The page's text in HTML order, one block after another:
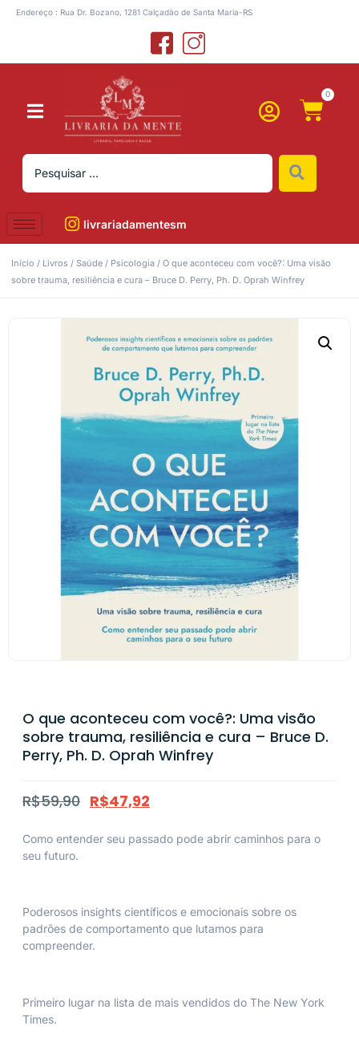
Endereço : Rua Dr. Bozano, 1281 Calçadão de Santa Maria-RS
0
livrariadamentesm
Início / Livros / Saúde / Psicologia / O que aconteceu com você?: Uma visão
sobre trauma, resiliência e cura – Bruce D. Perry, Ph. D. Oprah Winfrey
O que aconteceu com você?: Uma visão
sobre trauma, resiliência e cura – Bruce D.
Perry, Ph. D. Oprah Winfrey
R$59,90 R$47,92
Como entender seu passado pode abrir caminhos para o
seu futuro.
Poderosos insights científicos e emocionais sobre os
padrões de comportamento que lutamos para
compreender.
Primeiro lugar na lista de mais vendidos do The New York
Times.